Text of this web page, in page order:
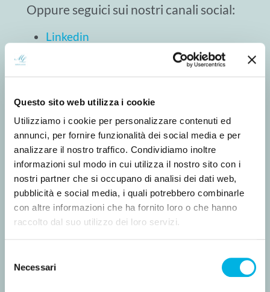
Questo sito web utilizza i cookie
Utilizziamo i cookie per personalizzare contenuti ed
annunci, per fornire funzionalità dei social media e per
analizzare il nostro traffico. Condividiamo inoltre
informazioni sul modo in cui utilizza il nostro sito con i
nostri partner che si occupano di analisi dei dati web,
pubblicità e social media, i quali potrebbero combinarle
con altre informazioni che ha fornito loro o che hanno
raccolto dal suo utilizzo dei loro servizi.
delNecessari
Oppure seguici sui nostri canali social:
Linkedin
Iscriviti